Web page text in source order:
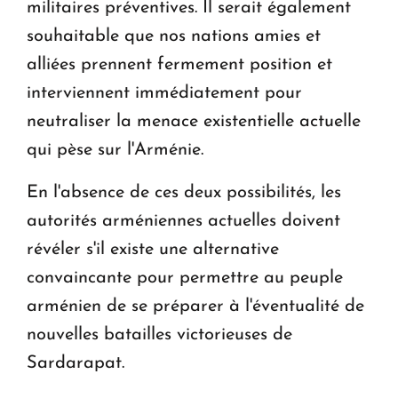
militaires préventives. Il serait également
souhaitable que nos nations amies et
alliées prennent fermement position et
interviennent immédiatement pour
neutraliser la menace existentielle actuelle
qui pèse sur l'Arménie.
En l'absence de ces deux possibilités, les
autorités arméniennes actuelles doivent
révéler s'il existe une alternative
convaincante pour permettre au peuple
arménien de se préparer à l'éventualité de
nouvelles batailles victorieuses de
Sardarapat.